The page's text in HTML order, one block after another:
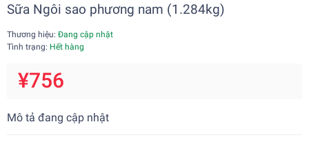
Sữa Ngôi sao phương nam (1.284kg)
Thương hiệu: Đang cập nhật
Tình trạng: Hết hàng
¥756
Mô tả đang cập nhật